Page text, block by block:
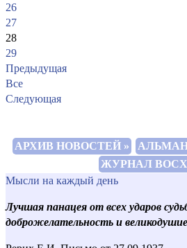
26
27
28
29
Предыдущая
Все
Следующая
АРХИВ НОВОСТЕЙ »
ЖУРНАЛ
Мысли на каждый день
Лучшая панацея от всех ударов
доброжелательность и